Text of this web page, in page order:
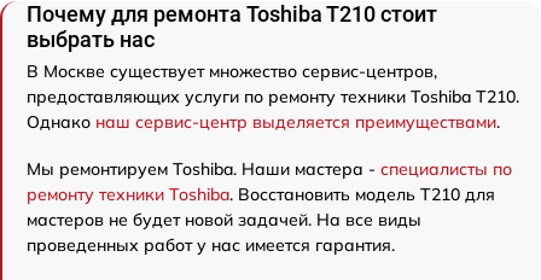
Почему для ремонта Toshiba T210 стоит
выбрать нас
В Москве существует множество сервис-центров,
предоставляющих услуги по ремонту техники Toshiba T210.
Однако наш сервис-центр выделяется преимуществами.
Мы ремонтируем Toshiba. Наши мастера - специалисты по
ремонту техники Toshiba. Восстановить модель T210 для
мастеров не будет новой задачей. На все виды
проведенных работ у нас имеется гарантия.